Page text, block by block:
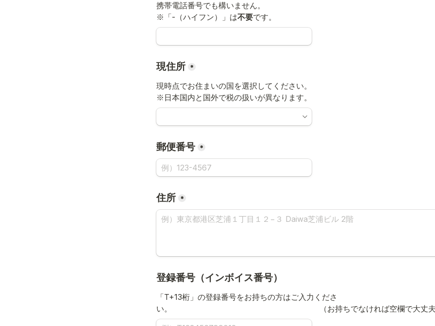
携帯電話番号でも構いません。
※「-（ハイフン）」は不要です。
現住所 *
現時点でお住まいの国を選択してください。
※日本国内と国外で税の扱いが異なります。
郵便番号 *
住所 *
登録番号（インボイス番号）
「T+13桁」の登録番号をお持ちの方はご入力くださ
い。　　　　　　　　　　　　　　　　　　　（お持ちでなければ空欄で大丈夫